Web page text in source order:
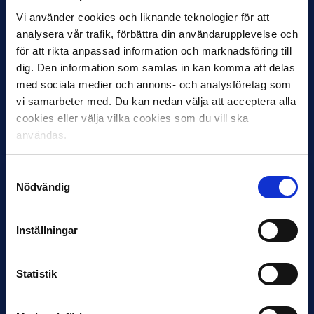
Vi använder cookies och liknande teknologier för att
analysera vår trafik, förbättra din användarupplevelse och
för att rikta anpassad information och marknadsföring till
dig. Den information som samlas in kan komma att delas
med sociala medier och annons- och analysföretag som
vi samarbeter med. Du kan nedan välja att acceptera alla
cookies eller välja vilka cookies som du vill ska
användas.
Nödvändig
Inställningar
Statistik
11 JUNI
VM-spelare med förflutet i Allsvenskan
och Superettan
Bosnien & Hercegovina Armin Gigovic — Helsingborgs IF
Dennis Hadžikadunić — Malmö FF / Trelleborg FF
Elfenbenskusten…
Han nätade snyggast i maj: “Ett alldeles